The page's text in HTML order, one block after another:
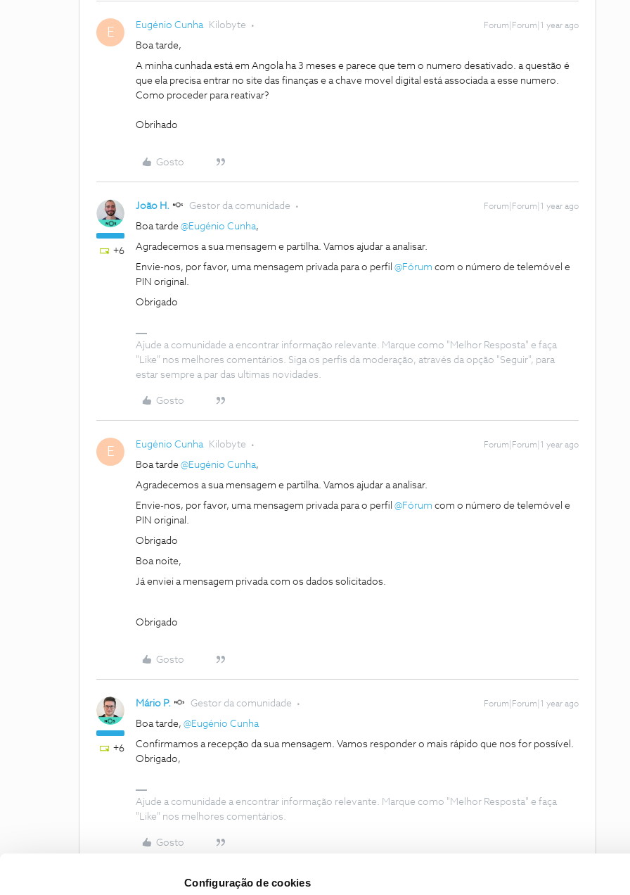
Configuração de cookies
E Eugénio Cunha Kilobyte Forum|Forum|1 year ago
Boa tarde,
A minha cunhada está em Angola ha 3 meses e parece que tem o numero desativado. a questão é
que ela precisa entrar no site das finanças e a chave movel digital está associada a esse numero.
Como proceder para reativar?
Obrihado
Gosto
+6
João H. Gestor da comunidade Forum|Forum|1 year ago
Boa tarde ​ @Eugénio Cunha,
Agradecemos a sua mensagem e partilha. Vamos ajudar a analisar.
Envie-nos, por favor, uma mensagem privada para o perfil ​ @Fórum com o número de telemóvel e
PIN original.
Obrigado
Ajude a comunidade a encontrar informação relevante. Marque como "Melhor Resposta" e faça
"Like" nos melhores comentários. Siga os perfis da moderação, através da opção "Seguir", para
estar sempre a par das ultimas novidades.
Gosto
E Eugénio Cunha Kilobyte Forum|Forum|1 year ago
Boa tarde ​ @Eugénio Cunha,
Agradecemos a sua mensagem e partilha. Vamos ajudar a analisar.
Envie-nos, por favor, uma mensagem privada para o perfil ​ @Fórum com o número de telemóvel e
PIN original.
Obrigado
Boa noite,
Já enviei a mensagem privada com os dados solicitados.
Obrigado
Gosto
+6
Mário P. Gestor da comunidade Forum|Forum|1 year ago
Boa tarde, ​ @Eugénio Cunha
Confirmamos a recepção da sua mensagem. Vamos responder o mais rápido que nos for possível.
Obrigado,
Ajude a comunidade a encontrar informação relevante. Marque como "Melhor Resposta" e faça
"Like" nos melhores comentários.
Gosto